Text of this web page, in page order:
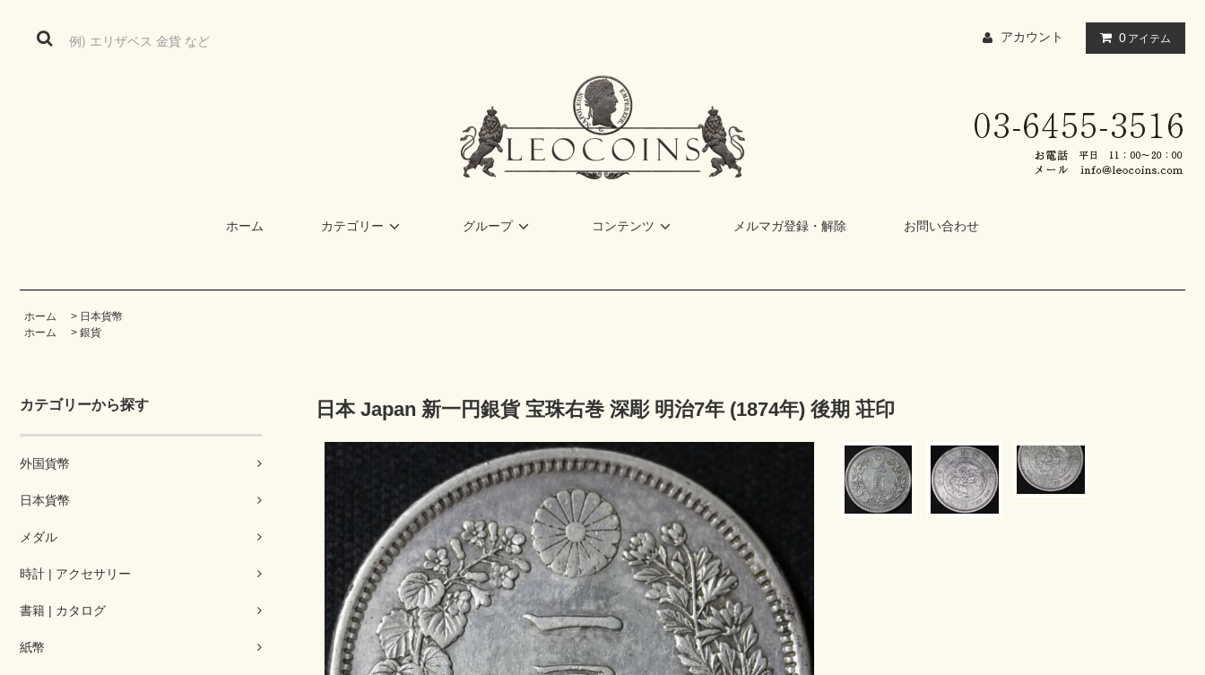
アカウント 0 アイテム
ホーム カテゴリー グループ コンテンツ メルマガ登録・解除 お問い合わせ
ホーム > 日本貨幣
ホーム
> 銀貨
カテゴリーから探す
外国貨幣
日本貨幣
メダル
時計 | アクセサリー
書籍 | カタログ
紙幣
日本 Japan 新一円銀貨 宝珠右巻 深彫 明治7年 (1874年) 後期 荘印